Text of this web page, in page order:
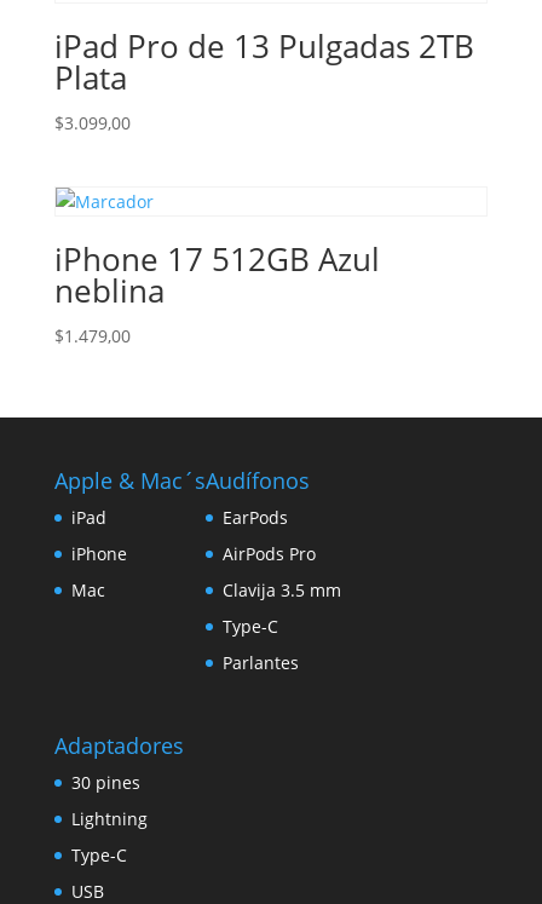
iPad Pro de 13 Pulgadas 2TB
Plata
$3.099,00
iPhone 17 512GB Azul
neblina
$1.479,00
Apple & Mac´s
iPad
iPhone
Mac
Audífonos
EarPods
AirPods Pro
Clavija 3.5 mm
Type-C
Parlantes
Adaptadores
30 pines
Lightning
Type-C
USB